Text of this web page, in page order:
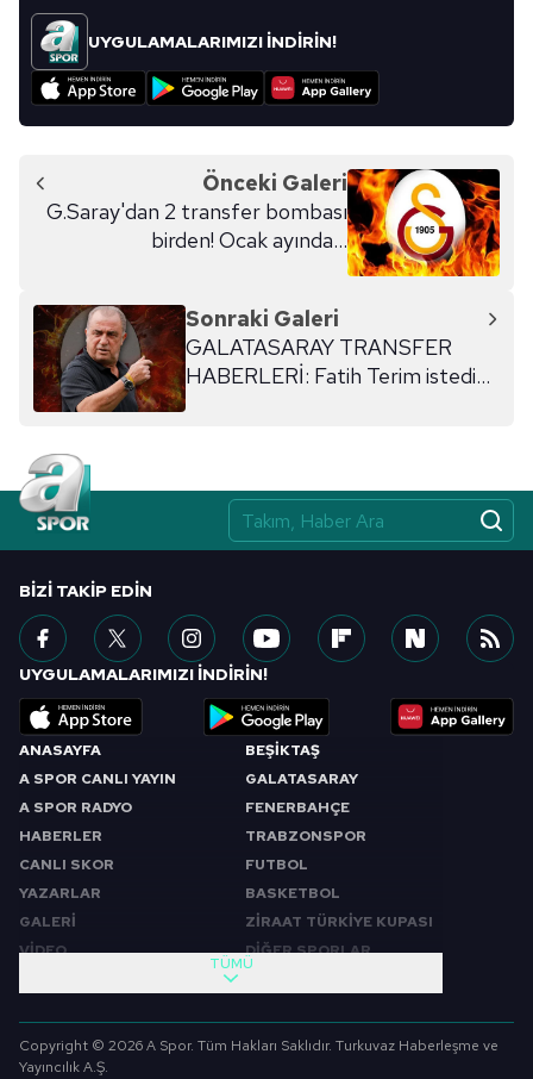
UYGULAMALARIMIZI İNDİRİN!
Önceki Galeri
G.Saray'dan 2 transfer bombası
birden! Ocak ayında...
Sonraki Galeri
GALATASARAY TRANSFER
HABERLERİ: Fatih Terim istedi
ANASAYFA
A SPOR CANLI YAYIN
A SPOR RADYO
HABERLER
CANLI SKOR
YAZARLAR
GALERİ
VİDEO
BEŞİKTAŞ
GALATASARAY
FENERBAHÇE
TRABZONSPOR
FUTBOL
BASKETBOL
ZİRAAT TÜRKİYE KUPASI
DİĞER SPORLAR
SABAH SPORU
SPOR GÜNDEMİ
FUTBOL
TÜMÜ
BIZI TAKIP EDIN
UYGULAMALARIMIZI İNDİRİN!
Copyright © 2026 A Spor. Tüm Hakları Saklıdır. Turkuvaz Haberleşme ve
Yayıncılık A.Ş.